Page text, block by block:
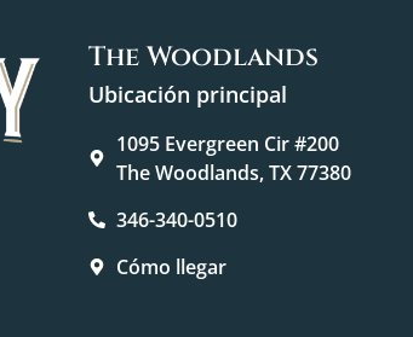
The Woodlands
Ubicación principal
1095 Evergreen Cir #200
The Woodlands, TX 77380
346-340-0510
Cómo llegar